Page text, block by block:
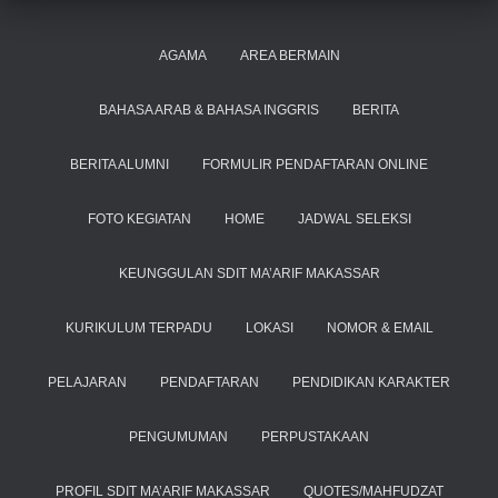
AGAMA AREA BERMAIN
BAHASA ARAB & BAHASA INGGRIS BERITA
BERITA ALUMNI FORMULIR PENDAFTARAN ONLINE
FOTO KEGIATAN HOME JADWAL SELEKSI
KEUNGGULAN SDIT MA’ARIF MAKASSAR
KURIKULUM TERPADU LOKASI NOMOR & EMAIL
PELAJARAN PENDAFTARAN PENDIDIKAN KARAKTER
PENGUMUMAN PERPUSTAKAAN
PROFIL SDIT MA’ARIF MAKASSAR QUOTES/MAHFUDZAT